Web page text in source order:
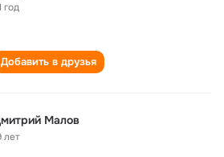
год
Добавить в друзья
Малов
лет